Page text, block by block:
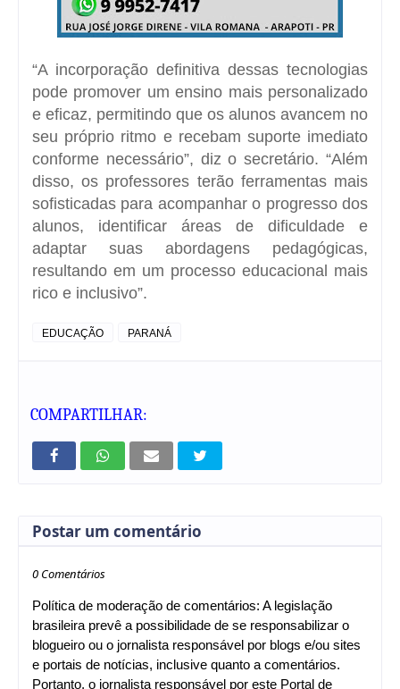
“A incorporação definitiva dessas tecnologias
pode promover um ensino mais personalizado
e eficaz, permitindo que os alunos avancem no
seu próprio ritmo e recebam suporte imediato
conforme necessário”, diz o secretário. “Além
disso, os professores terão ferramentas mais
sofisticadas para acompanhar o progresso dos
alunos, identificar áreas de dificuldade e
adaptar suas abordagens pedagógicas,
resultando em um processo educacional mais
rico e inclusivo”.
EDUCAÇÃO PARANÁ
COMPARTILHAR:
Postar um comentário
0 Comentários
Política de moderação de comentários: A legislação
brasileira prevê a possibilidade de se responsabilizar o
blogueiro ou o jornalista responsável por blogs e/ou sites
e portais de notícias, inclusive quanto a comentários.
Portanto, o jornalista responsável por este Portal de